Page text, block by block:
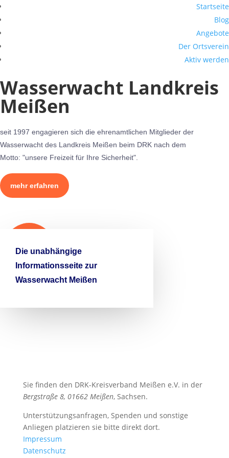
Startseite
Blog
Angebote
Der Ortsverein
Aktiv werden
Wasserwacht Landkreis
Meißen
seit 1997 engagieren sich die ehrenamtlichen Mitglieder der
Wasserwacht des Landkreis Meißen beim DRK nach dem
Motto: "unsere Freizeit für Ihre Sicherheit".
mehr erfahren

Die unabhängige
Informationsseite zur
Wasserwacht Meißen
Sie finden den DRK-Kreisverband Meißen e.V. in der
Bergstraße 8, 01662 Meißen, Sachsen.
Unterstützungsanfragen, Spenden und sonstige
Anliegen platzieren sie bitte direkt dort.
Impressum
Datenschutz